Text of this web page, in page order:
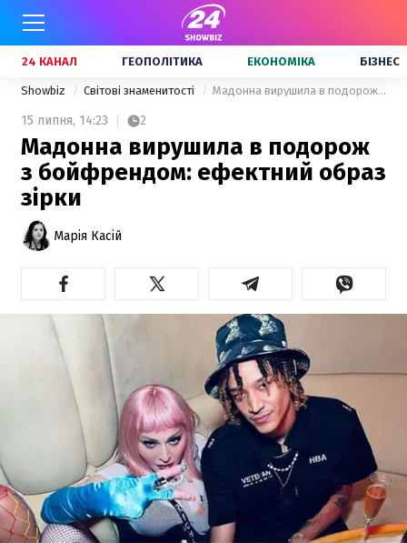
24 КАНАЛ ГЕОПОЛІТИКА ЕКОНОМІКА БІЗНЕС
Showbiz Світові знаменитості Мадонна вирушила в подорож з бойфрендом: ефектний образ зірки
15 липня, 14:23 2
Мадонна вирушила в подорож
з бойфрендом: ефектний образ
зірки
Марія Касій